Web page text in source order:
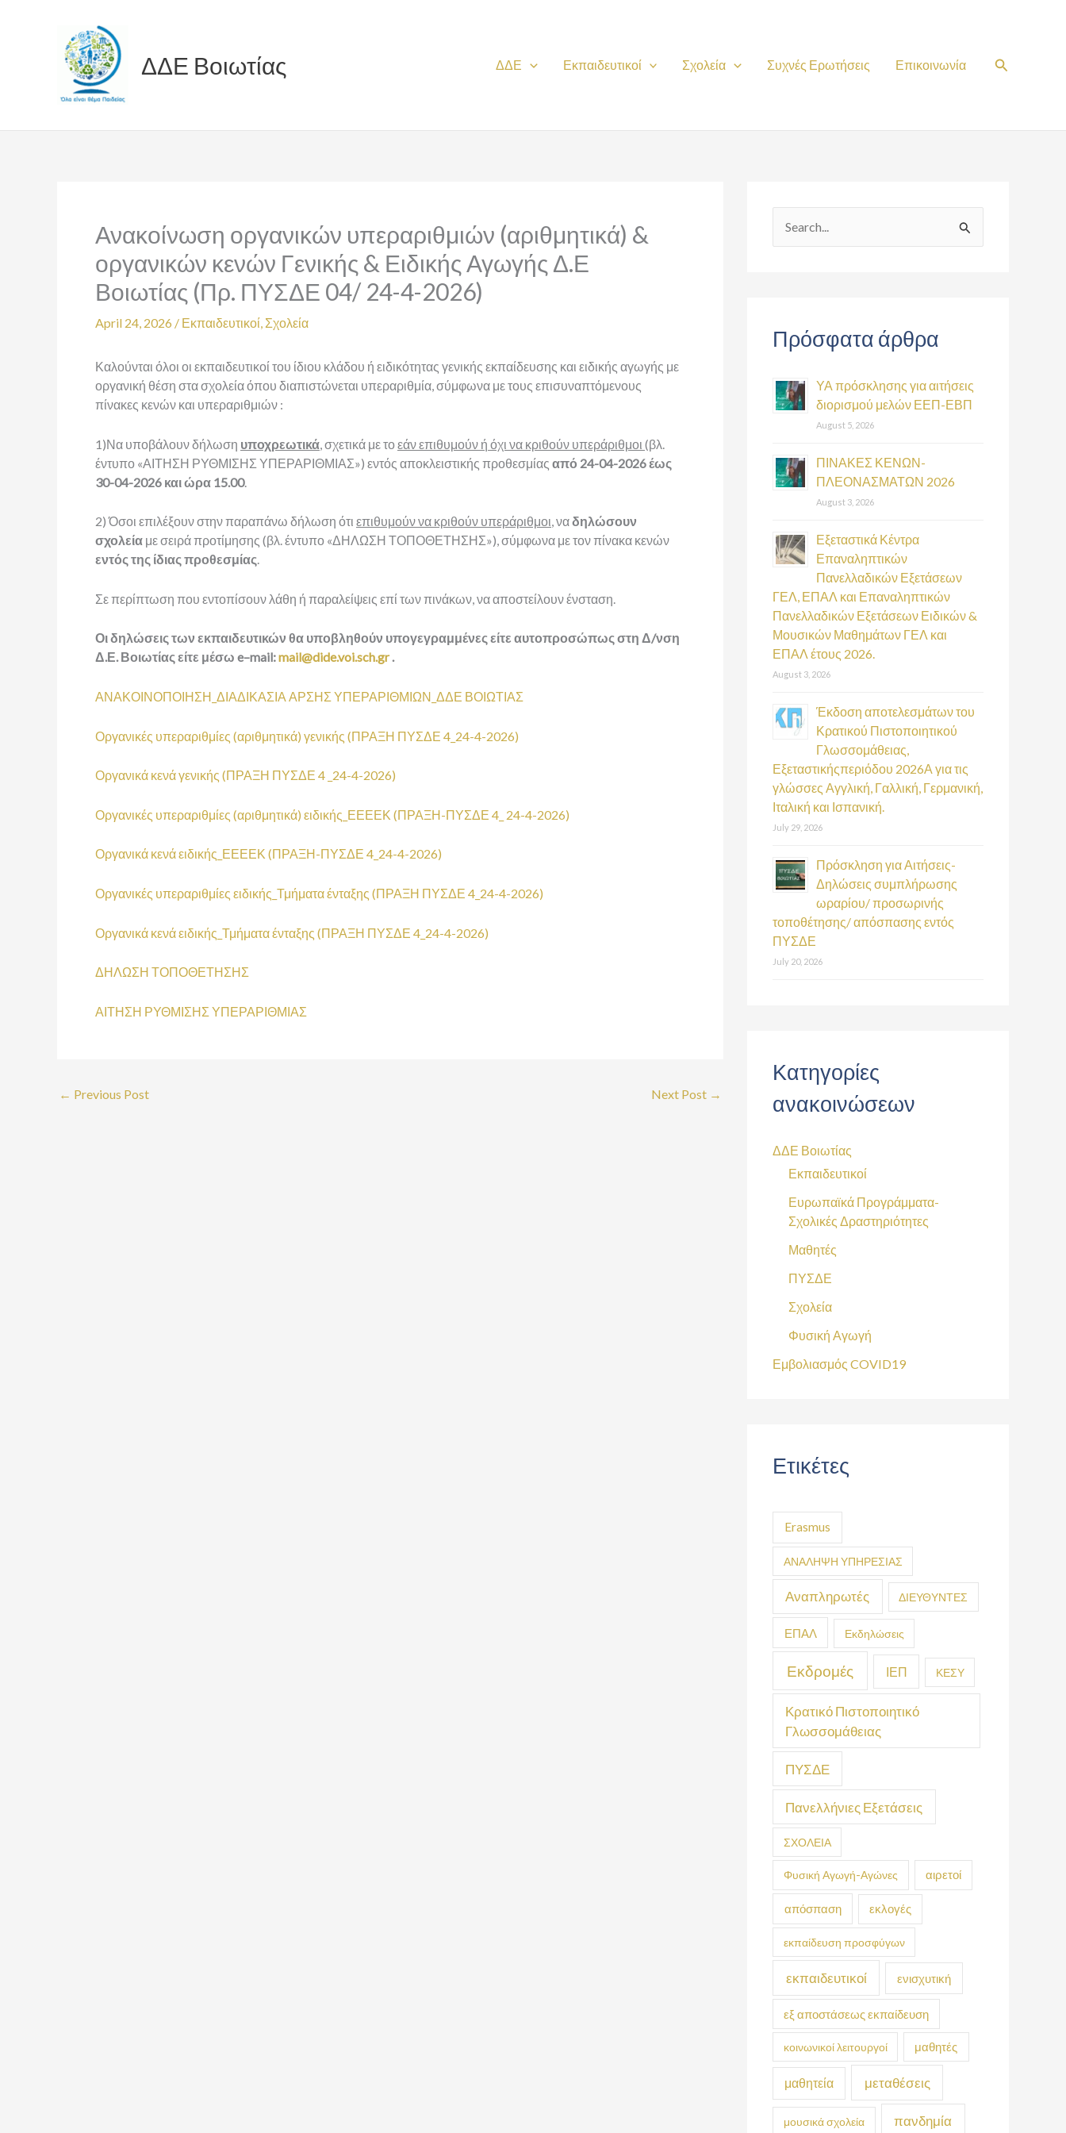
ΔΔΕ Βοιωτίας ΔΔΕ Εκπαιδευτικοί Σχολεία Συχνές Ερωτήσεις Επικοινωνία Search
Ανακοίνωση οργανικών υπεραριθμιών (αριθμητικά) &
οργανικών κενών Γενικής & Ειδικής Αγωγής Δ.Ε
Βοιωτίας (Πρ. ΠΥΣΔΕ 04/ 24-4-2026)
April 24, 2026 / Εκπαιδευτικοί, Σχολεία
Καλούνται όλοι οι εκπαιδευτικοί του ίδιου κλάδου ή ειδικότητας γενικής εκπαίδευσης και ειδικής αγωγής με
οργανική θέση στα σχολεία όπου διαπιστώνεται υπεραριθμία, σύμφωνα με τους επισυναπτόμενους
πίνακες κενών και υπεραριθμιών :
1)Να υποβάλουν δήλωση υποχρεωτικά , σχετικά με τοεάν επιθυμούν ή όχι να κριθούν υπεράριθμοι (βλ.
έντυπο «ΑΙΤΗΣΗ ΡΥΘΜΙΣΗΣ ΥΠΕΡΑΡΙΘΜΙΑΣ») εντός αποκλειστικής προθεσμίας από 24-04-2026 έως
30-04-2026 και ώρα 15.00.
2) Όσοι επιλέξουν στην παραπάνω δήλωση ότι επιθυμούν να κριθούν υπεράριθμοι, ναδηλώσουν
σχολεία με σειρά προτίμησης (βλ. έντυπο «ΔΗΛΩΣΗ ΤΟΠΟΘΕΤΗΣΗΣ»), σύμφωνα με τον πίνακα κενών
εντός της ίδιας προθεσμίας.
Σε περίπτωση που εντοπίσουν λάθη ή παραλείψεις επί των πινάκων, να αποστείλουν ένσταση.
Οι δηλώσεις των εκπαιδευτικών θα υποβληθούν υπογεγραμμένες είτε αυτοπροσώπως στη Δ/νση
Δ.Ε. Βοιωτίας είτε μέσω e–mail:mail@dide.voi.sch.gr.
ΑΝΑΚΟΙΝΟΠΟΙΗΣΗ_ΔΙΑΔΙΚΑΣΙΑ ΑΡΣΗΣ ΥΠΕΡΑΡΙΘΜΙΩΝ_ΔΔΕ ΒΟΙΩΤΙΑΣ
Οργανικές υπεραριθμίες (αριθμητικά) γενικής (ΠΡΑΞΗ ΠΥΣΔΕ 4_24-4-2026)
Οργανικά κενά γενικής (ΠΡΑΞΗ ΠΥΣΔΕ 4 _24-4-2026)
Οργανικές υπεραριθμίες (αριθμητικά) ειδικής_ΕΕΕΕΚ (ΠΡΑΞΗ-ΠΥΣΔΕ 4_ 24-4-2026)
Οργανικά κενά ειδικής_ΕΕΕΕΚ (ΠΡΑΞΗ-ΠΥΣΔΕ 4_24-4-2026)
Οργανικές υπεραριθμίες ειδικής_Τμήματα ένταξης (ΠΡΑΞΗ ΠΥΣΔΕ 4_24-4-2026)
Οργανικά κενά ειδικής_Τμήματα ένταξης (ΠΡΑΞΗ ΠΥΣΔΕ 4_24-4-2026)
ΔΗΛΩΣΗ ΤΟΠΟΘΕΤΗΣΗΣ
ΑΙΤΗΣΗ ΡΥΘΜΙΣΗΣ ΥΠΕΡΑΡΙΘΜΙΑΣ
← Previous Post Next Post →
c
f
o
Πρόσφατα άρθρα
ΥΑ πρόσκλησης για αιτήσεις
διορισμού μελών ΕΕΠ-ΕΒΠ
August 5, 2026
ΠΙΝΑΚΕΣ ΚΕΝΩΝ-
ΠΛΕΟΝΑΣΜΑΤΩΝ 2026
August 3, 2026
Εξεταστικά Κέντρα
Επαναληπτικών
Πανελλαδικών Εξετάσεων
ΓΕΛ, ΕΠΑΛ και Επαναληπτικών
Πανελλαδικών Εξετάσεων Ειδικών &
Μουσικών Μαθημάτων ΓΕΛ και
ΕΠΑΛ έτους 2026.
August 3, 2026
Έκδοση αποτελεσμάτων του
Κρατικού Πιστοποιητικού
Γλωσσομάθειας,
Εξεταστικήςπεριόδου 2026Α για τις
γλώσσες Αγγλική, Γαλλική, Γερμανική,
Ιταλική και Ισπανική.
July 29, 2026
Πρόσκληση για Αιτήσεις-
Δηλώσεις συμπλήρωσης
ωραρίου/ προσωρινής
τοποθέτησης/ απόσπασης εντός
ΠΥΣΔΕ
July 20, 2026
Κατηγορίες
ανακοινώσεων
ΔΔΕ Βοιωτίας
Εκπαιδευτικοί
Ευρωπαϊκά Προγράμματα-
Σχολικές Δραστηριότητες
Μαθητές
ΠΥΣΔΕ
Σχολεία
Φυσική Αγωγή
Εμβολιασμός COVID19
Ετικέτες
Erasmus
ΑΝΑΛΗΨΗ ΥΠΗΡΕΣΙΑΣ
Αναπληρωτές ΔΙΕΥΘΥΝΤΕΣ
ΕΠΑΛ Εκδηλώσεις
Εκδρομές ΙΕΠ ΚΕΣΥ
Κρατικό Πιστοποιητικό
Γλωσσομάθειας
ΠΥΣΔΕ
Πανελλήνιες Εξετάσεις
ΣΧΟΛΕΙΑ
Φυσική Αγωγή-Αγώνες αιρετοί
απόσπαση εκλογές
εκπαίδευση προσφύγων
εκπαιδευτικοί ενισχυτική
εξ αποστάσεως εκπαίδευση
κοινωνικοί λειτουργοί μαθητές
μαθητεία μεταθέσεις
μουσικά σχολεία πανδημία